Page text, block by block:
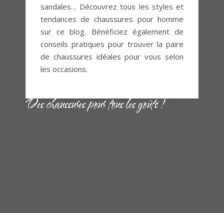
sandales… Découvrez tous les styles et
tendances de chaussures pour homme
sur ce blog. Bénéficiez également de
conseils pratiques pour trouver la paire
de chaussures idéales pour vous selon
les occasions.
Des chaussures pour tous les goûts !